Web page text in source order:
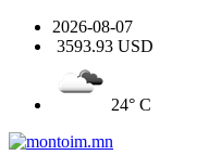
2026-08-07
3593.93 USD
24° C